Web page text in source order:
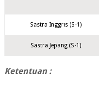
Sastra Inggris (S-1)
Sastra Jepang (S-1)
Ketentuan :